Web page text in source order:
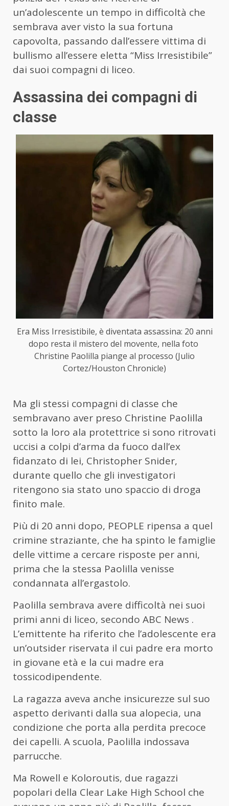
un’adolescente un tempo in difficoltà che
sembrava aver visto la sua fortuna
capovolta, passando dall’essere vittima di
bullismo all’essere eletta “Miss Irresistibile”
dai suoi compagni di liceo.
Assassina dei compagni di
classe
Era Miss Irresistibile, è diventata assassina: 20 anni
dopo resta il mistero del movente, nella foto
Christine Paolilla piange al processo (Julio
Cortez/Houston Chronicle)
Ma gli stessi compagni di classe che
sembravano aver preso Christine Paolilla
sotto la loro ala protettrice si sono ritrovati
uccisi a colpi d’arma da fuoco dall’ex
fidanzato di lei, Christopher Snider,
durante quello che gli investigatori
ritengono sia stato uno spaccio di droga
finito male.
Più di 20 anni dopo, PEOPLE ripensa a quel
crimine straziante, che ha spinto le famiglie
delle vittime a cercare risposte per anni,
prima che la stessa Paolilla venisse
condannata all’ergastolo.
Paolilla sembrava avere difficoltà nei suoi
primi anni di liceo, secondo ABC News .
L’emittente ha riferito che l’adolescente era
un’outsider riservata il cui padre era morto
in giovane età e la cui madre era
tossicodipendente.
La ragazza aveva anche insicurezze sul suo
aspetto derivanti dalla sua alopecia, una
condizione che porta alla perdita precoce
dei capelli. A scuola, Paolilla indossava
parrucche.
Ma Rowell e Koloroutis, due ragazzi
popolari della Clear Lake High School che